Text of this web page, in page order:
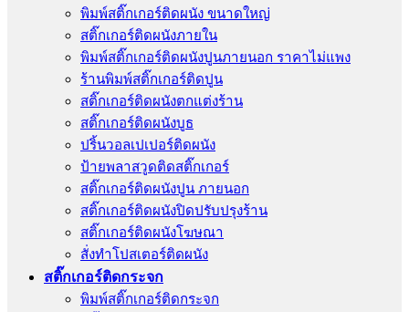
พิมพ์สติ๊กเกอร์ติดผนัง ขนาดใหญ่
สติ๊กเกอร์ติดผนังภายใน
พิมพ์สติ๊กเกอร์ติดผนังปูนภายนอก ราคาไม่แพง
ร้านพิมพ์สติ๊กเกอร์ติดปูน
สติ๊กเกอร์ติดผนังตกแต่งร้าน
สติ๊กเกอร์ติดผนังบูธ
ปริ้นวอลเปเปอร์ติดผนัง
ป้ายพลาสวูดติดสติ๊กเกอร์
สติ๊กเกอร์ติดผนังปูน ภายนอก
สติ๊กเกอร์ติดผนังปิดปรับปรุงร้าน
สติ๊กเกอร์ติดผนังโฆษณา
สั่งทําโปสเตอร์ติดผนัง
สติ๊กเกอร์ติดกระจก
พิมพ์สติ๊กเกอร์ติดกระจก